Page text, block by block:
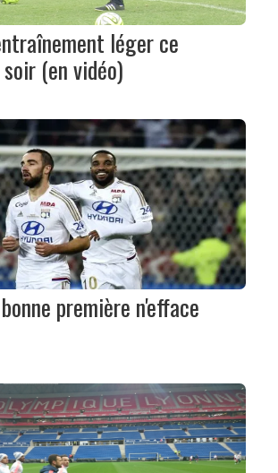
léger ce
(en vidéo)
première n'efface